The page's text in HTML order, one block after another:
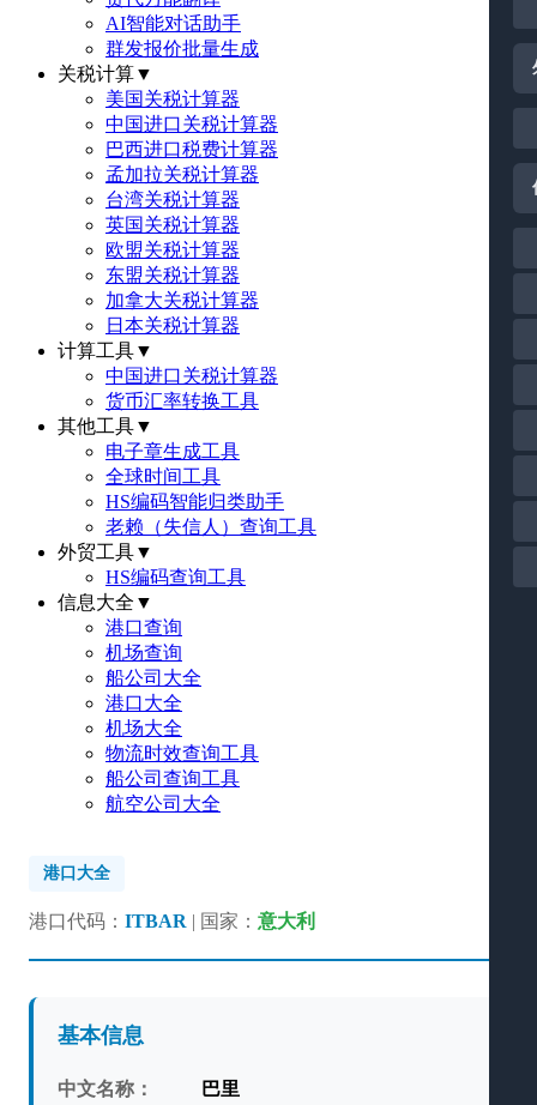
AI智能对话助手
群发报价批量生成
关税计算▼
美国关税计算器
中国进口关税计算器
巴西进口税费计算器
孟加拉关税计算器
台湾关税计算器
英国关税计算器
欧盟关税计算器
东盟关税计算器
加拿大关税计算器
日本关税计算器
计算工具▼
中国进口关税计算器
货币汇率转换工具
其他工具▼
电子章生成工具
全球时间工具
HS编码智能归类助手
老赖（失信人）查询工具
外贸工具▼
HS编码查询工具
信息大全 ▼
港口查询
机场查询
船公司大全
港口大全
机场大全
物流时效查询工具
船公司查询工具
航空公司大全
港口大全
港口代码： ITBAR | 国家： 意大利
基本信息
中文名称： 巴里